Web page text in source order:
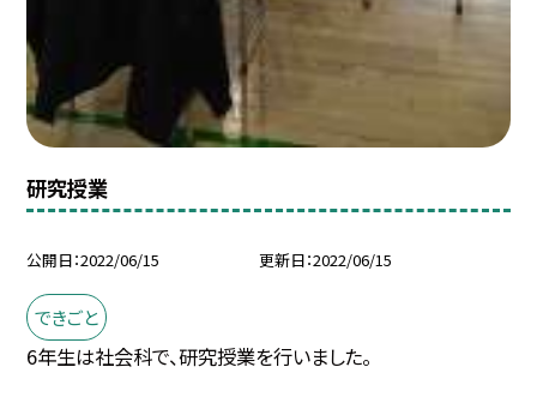
研究授業
公開日 2022/06/15 更新日 2022/06/15
できごと
6年生は社会科で、研究授業を行いました。